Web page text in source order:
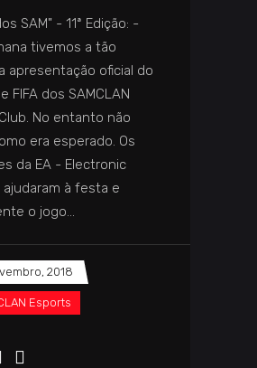
SAM" - 11ª Edição: -
tivemos a tão
apresentação oficial do
FIFA dos SAMCLAN
No entanto não
era esperado. Os
da EA - Electronic
à festa e
o jogo
2018
Esports